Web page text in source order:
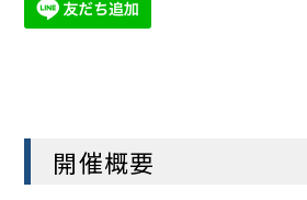
開催概要